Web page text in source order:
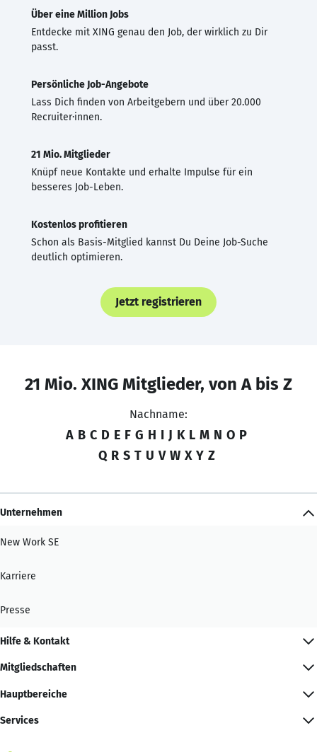
Über eine Million Jobs
Entdecke mit XING genau den Job, der wirklich zu Dir
passt.
Persönliche Job-Angebote
Lass Dich finden von Arbeitgebern und über 20.000
Recruiter·innen.
21 Mio. Mitglieder
Knüpf neue Kontakte und erhalte Impulse für ein
besseres Job-Leben.
Kostenlos profitieren
Schon als Basis-Mitglied kannst Du Deine Job-Suche
deutlich optimieren.
Jetzt registrieren
21 Mio. XING Mitglieder, von A bis Z
Nachname:
A B C D E F G H I J K L M N O P
Q R S T U V W X Y Z
Unternehmen
New Work SE
Karriere
Presse
Hilfe & Kontakt
Mitgliedschaften
Hauptbereiche
Services